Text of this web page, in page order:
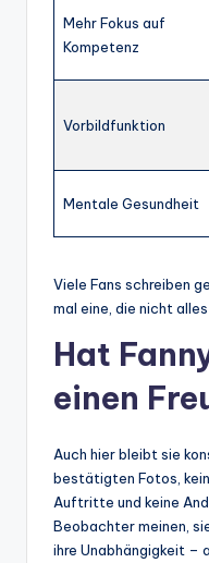
Mehr Fokus auf
Kompetenz
Vorbildfunktion
Mentale Gesundheit
Viele Fans schreiben
mal eine, die nicht
Hat
einen
Auch hier bleibt sie
bestätigten Fotos,
Auftritte und keine
Beobachter meinen,
ihre Unabhängigkeit –